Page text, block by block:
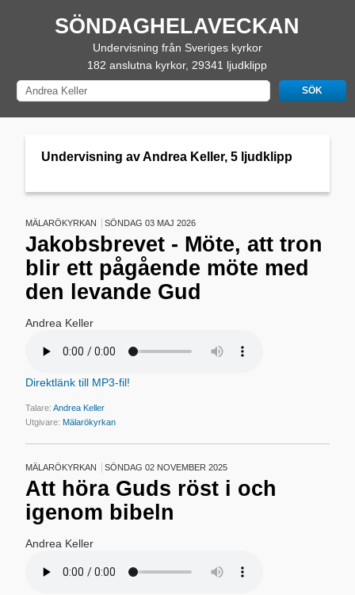
SÖNDAGHELAVECKAN
Undervisning från Sveriges kyrkor
182 anslutna kyrkor, 29341 ljudklipp
Undervisning av Andrea Keller, 5 ljudklipp
MÄLARÖKYRKAN SÖNDAG 03 MAJ 2026
Jakobsbrevet - Möte, att tron
blir ett pågående möte med
den levande Gud
Andrea Keller
Direktlänk till MP3-fil!
Talare:Andrea Keller
Utgivare:Mälarökyrkan
MÄLARÖKYRKAN SÖNDAG 02 NOVEMBER 2025
Att höra Guds röst i och
igenom bibeln
Andrea Keller